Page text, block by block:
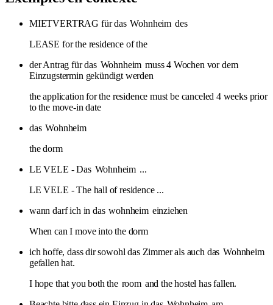
MIETVERTRAG für das Wohnheim des
LEASE for the residence of the
der Antrag für das Wohnheim muss 4 Wochen vor dem
Einzugstermin gekündigt werden
the application for the residence must be canceled 4 weeks prior
to the move-in date
das Wohnheim
the dorm
LE VELE - Das Wohnheim ...
LE VELE - The hall of residence ...
wann darf ich in das wohnheim einziehen
When can I move into the dorm
ich hoffe, dass dir sowohl das Zimmer als auch das Wohnheim
gefallen hat.
I hope that you both the room and the hostel has fallen.